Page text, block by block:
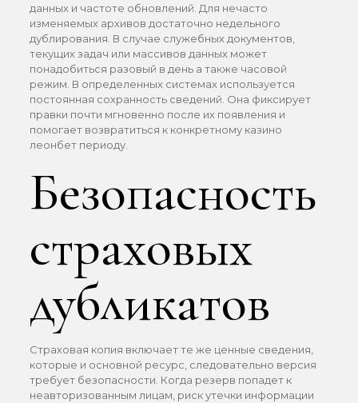
данных и частоте обновлений. Для нечасто
изменяемых архивов достаточно недельного
дублирования. В случае служебных документов,
текущих задач или массивов данных может
понадобиться разовый в день а также часовой
режим. В определенных системах используется
постоянная сохранность сведений. Она фиксирует
правки почти мгновенно после их появления и
помогает возвратиться к конкретному казино
леонбет периоду.
Безопасность
страховых
дубликатов
Страховая копия включает те же ценные сведения,
которые и основной ресурс, следовательно версия
требует безопасности. Когда резерв попадет к
неавторизованным лицам, риск утечки информации